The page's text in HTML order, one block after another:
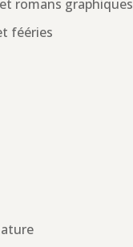
romans graphiques
fééries